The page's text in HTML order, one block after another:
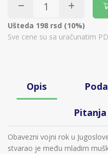
Ušteda 198 rsd (10%)
Sve cene su sa uračunatim
Opis
Obavezni vojni rok u
stvarao je među mladim